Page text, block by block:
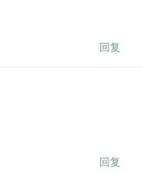
回复
回复